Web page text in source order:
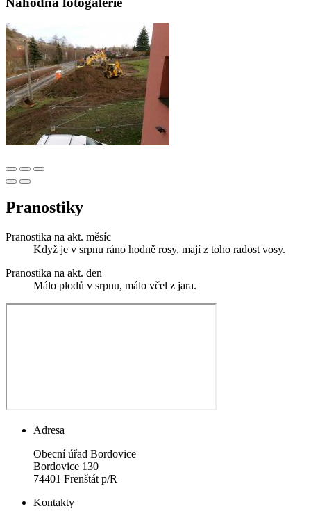
Pranostiky
Pranostika na akt. měsíc
Když je v srpnu ráno hodně rosy, mají z toho radost vosy.
Pranostika na akt. den
Málo plodů v srpnu, málo včel z jara.
Adresa
Obecní úřad Bordovice
Bordovice 130
74401 Frenštát p/R
Kontakty